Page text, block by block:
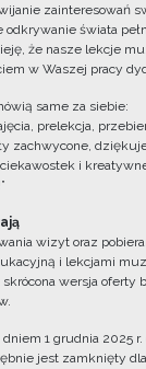
zainteresowań
odkrywanie świata
że nasze lekcje
w Waszej pracy
same za siebie:
prelekcja,
zachwycone,
ciekawostek i
wizyt oraz
i lekcjami
wersja oferty
1 grudnia 2025 r.
jest zamknięty dla